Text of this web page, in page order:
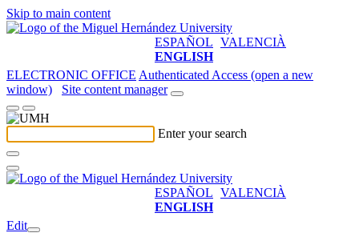
Skip to main content
ESPAÑOL VALENCIÀ
ENGLISH
ELECTRONIC OFFICE Authenticated Access (open a new
window)
Site content manager
Enter your search
ESPAÑOL VALENCIÀ
ENGLISH
Edit